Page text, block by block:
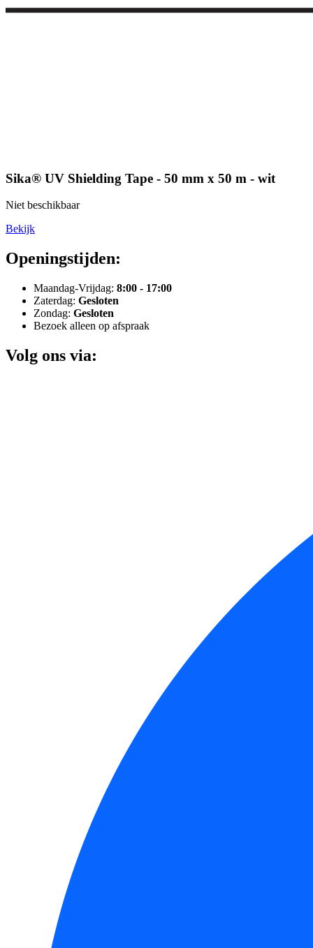
Sika® UV Shielding Tape - 50 mm x 50 m - wit
Niet beschikbaar
Bekijk
Openingstijden:
Maandag-Vrijdag: 8:00 - 17:00
Zaterdag: Gesloten
Zondag: Gesloten
Bezoek alleen op afspraak
Volg ons via: